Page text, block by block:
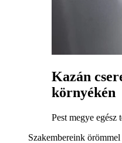
Kazán
környékén
Pest megye egész
Szakembereink